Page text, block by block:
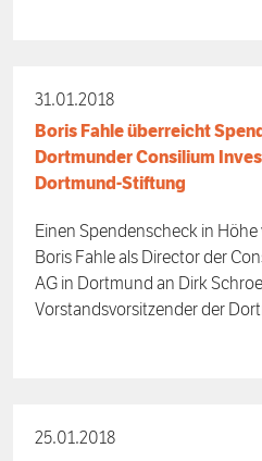
31.01.2018
Boris Fahle überreicht
Dortmunder Consilium
Dortmund-Stiftung
Einen Spendenscheck in
Boris Fahle als Director der
AG in Dortmund an Dirk
Vorstandsvorsitzender der
25.01.2018